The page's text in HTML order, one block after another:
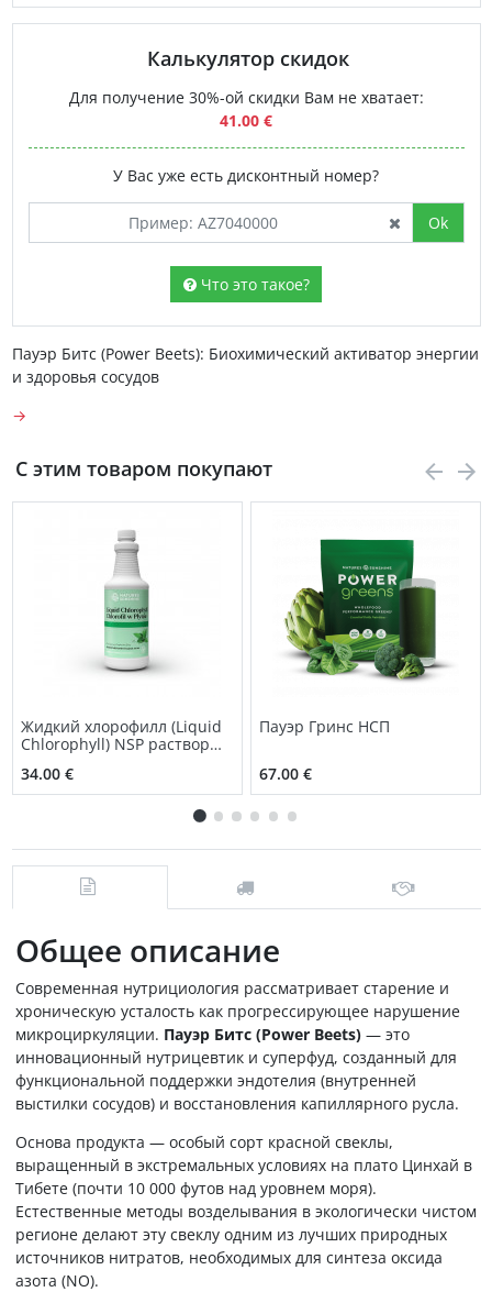
Калькулятор скидок
Для получение 30%-ой скидки Вам не хватает:
41.00 €
У Вас уже есть дисконтный номер?
Ok
Что это такое?
Пауэр Битс (Power Beets): Биохимический активатор энергии
и здоровья сосудов
→
С этим товаром покупают
Жидкий хлорофилл (Liquid
Chlorophyll) NSP раствор
34.00 €
Пауэр Гринс НСП
67.00 €
Общее описание
Современная нутрициология рассматривает старение и
хроническую усталость как прогрессирующее нарушение
микроциркуляции. Пауэр Битс (Power Beets) — это
инновационный нутрицевтик и суперфуд, созданный для
функциональной поддержки эндотелия (внутренней
выстилки сосудов) и восстановления капиллярного русла.
Основа продукта — особый сорт красной свеклы,
выращенный в экстремальных условиях на плато Цинхай в
Тибете (почти 10 000 футов над уровнем моря).
Естественные методы возделывания в экологически чистом
регионе делают эту свеклу одним из лучших природных
источников нитратов, необходимых для синтеза оксида
азота (NO).